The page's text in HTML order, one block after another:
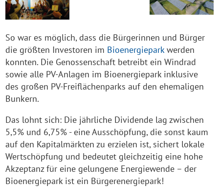
So war es möglich, dass die Bürgerinnen und Bürger
die größten Investoren im Bioenergieparkwerden
konnten. Die Genossenschaft betreibt ein Windrad
sowie alle PV-Anlagen im Bioenergiepark inklusive
des großen PV-Freiflächenparks auf den ehemaligen
Bunkern.
Das lohnt sich: Die jährliche Dividende lag zwischen
5,5% und 6,75% - eine Ausschöpfung, die sonst kaum
auf den Kapitalmärkten zu erzielen ist, sichert lokale
Wertschöpfung und bedeutet gleichzeitig eine hohe
Akzeptanz für eine gelungene Energiewende – der
Bioenergiepark ist ein Bürgerenergiepark!